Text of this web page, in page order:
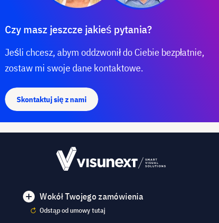
Czy masz jeszcze jakieś pytania?
Jeśli chcesz, abym oddzwonił do Ciebie bezpłatnie,
zostaw mi swoje dane kontaktowe.
Skontaktuj się z nami
Wokół Twojego zamówienia
Odstąp od umowy tutaj